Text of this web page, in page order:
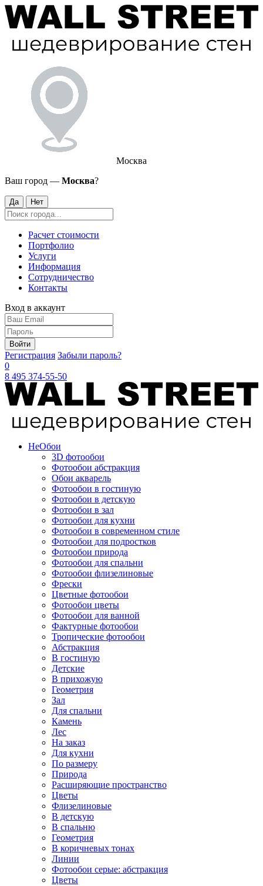
Москва
Ваш город — Москва?
Да Нет
Расчет стоимости
Портфолио
Услуги
Информация
Сотрудничество
Контакты
Вход в аккаунт
Войти
Регистрация Забыли пароль?
0
8 495 374-55-50
НеОбои
3D фотообои
Фотообои абстракция
Обои акварель
Фотообои в гостиную
Фотообои в детскую
Фотообои в зал
Фотообои для кухни
Фотообои в современном стиле
Фотообои для подростков
Фотообои природа
Фотообои для спальни
Фотообои флизелиновые
Фрески
Цветные фотообои
Фотообои цветы
Фотообои для ванной
Фактурные фотообои
Тропические фотообои
Абстракция
В гостиную
Детские
В прихожую
Геометрия
Зал
Для спальни
Камень
Лес
На заказ
Для кухни
По размеру
Природа
Расширяющие пространство
Цветы
Флизелиновые
В детскую
В спальню
Геометрия
В коричневых тонах
Линии
Фотообои серые: абстракция
Цветы